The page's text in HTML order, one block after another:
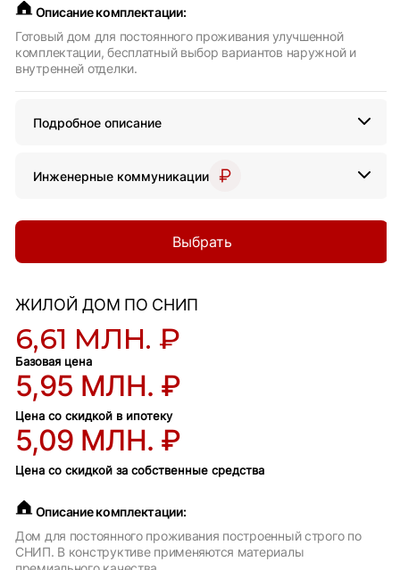
Описание комплектации:
Готовый дом для постоянного проживания улучшенной
комплектации, бесплатный выбор вариантов наружной и
внутренней отделки.
Подробное описание
Инженерные коммуникации
Выбрать
ЖИЛОЙ ДОМ ПО СНИП
6,61 МЛН. ₽
Базовая цена
5,95 МЛН. ₽
Цена со скидкой в ипотеку
5,09 МЛН. ₽
Цена со скидкой за собственные средства
Описание комплектации:
Дом для постоянного проживания построенный строго по
СНИП. В конструктиве применяются материалы